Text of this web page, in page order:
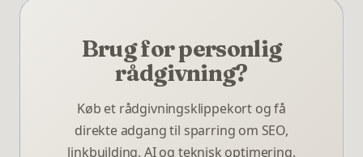
Brug for personlig
rådgivning?
Køb et rådgivningsklippekort og få
direkte adgang til sparring om SEO,
linkbuilding, AI og teknisk optimering.